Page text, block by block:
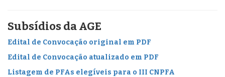
Subsídios da AGE
Edital de Convocação original em PDF
Edital de Convocação atualizado em PDF
Listagem de PFAs elegíveis para o III CNPFA